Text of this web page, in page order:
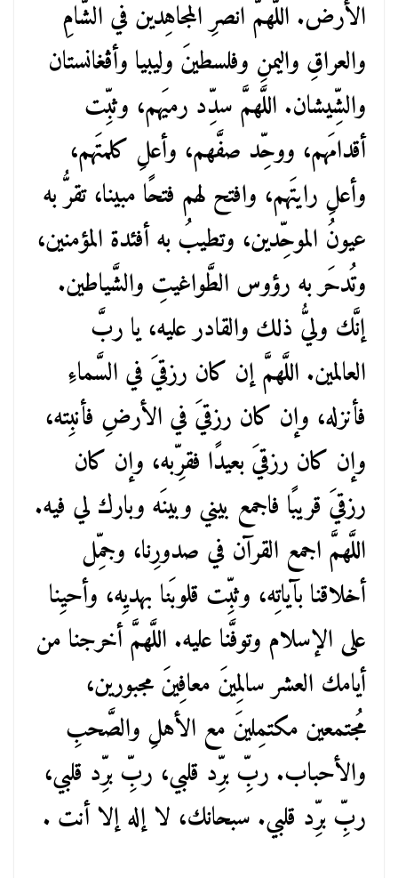
الأرض. اللَّهمَّ انصرِ المجاهِدين في الشَّامِ
والعراقِ واليمنِ وفلسطينَ وليبيا وأڤغانستان
والشِّيشان. اللَّهمَّ سدِّد رميَهم، وثبِّت
أقدامَهم، ووحِّد صفَّهم، وأعلِ كلمتَهم،
وأعلِ رايتَهم، وافتح لهم فتحًا مبينا، تقرُّ به
عيونُ الموحِّدين، وتطيبُ به أفئدة المؤمنين،
وتُدحَر به رؤوس الطَّواغيتِ والشَّياطين.
إنَّك وليُّ ذلك والقادر عليه، يا ربَّ
العالمين. اللَّهمَّ إن كان رزقيَ في السَّماءِ
فأنزله، وإن كان رزقيَ في الأرضِ فأنبِته،
وإن كان رزقيَ بعيدًا فقرِّبه، وإن كان
رزقيَ قريبًا فاجمع بيني وبينَه وبارك لي فيه.
اللَّهمَّ اجمع القرآن في صدورِنا، وجمِّل
أخلاقنا بآياتِه، وثبِّت قلوبَنا بهديِه، وأحيِنا
على الإسلام وتوفَّنا عليه. اللَّهمَّ أخرجنا من
أيامك العشر سالِمينَ معافِينَ مجبورين،
مُجتمعين مكتمِلينَ مع الأهلِ والصَّحبِ
والأحباب. ربِّ برِّد قلبي، ربِّ برِّد قلبي،
ربِّ برِّد قلبي. سبحانك، لا إله إلا أنت .